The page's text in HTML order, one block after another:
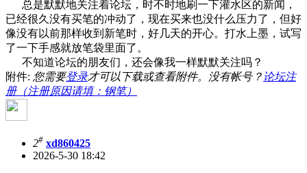
总是默默地关注着论坛，时不时地刷一下灌水区的新闻，
已经很久没有买笔的冲动了，现在买来也没什么压力了，但好
像没有以前那样收到新笔时，好几天的开心。打水上墨，试写
了一下手感就放笔袋里面了。
不知道论坛的朋友们，还会像我一样默默关注吗？
附件: 您需要登录才可以下载或查看附件。没有帐号？论坛注
册（注册原因请填：钢笔）
2# xd860425
2026-5-30 18:42